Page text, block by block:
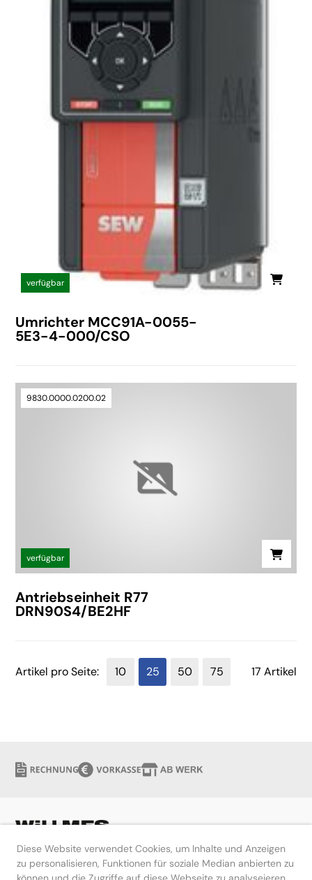
Diese Website verwendet Cookies, um Inhalte und Anzeigen
zu personalisieren, Funktionen für soziale Median anbierten zu
verfügbar
Umrichter MCC91A-0055-
5E3-4-000/CSO
9830.0000.0200.02
verfügbar
Antriebseinheit R77
DRN90S4/BE2HF
17 Artikel
Artikel pro Seite: 10 25 50 75